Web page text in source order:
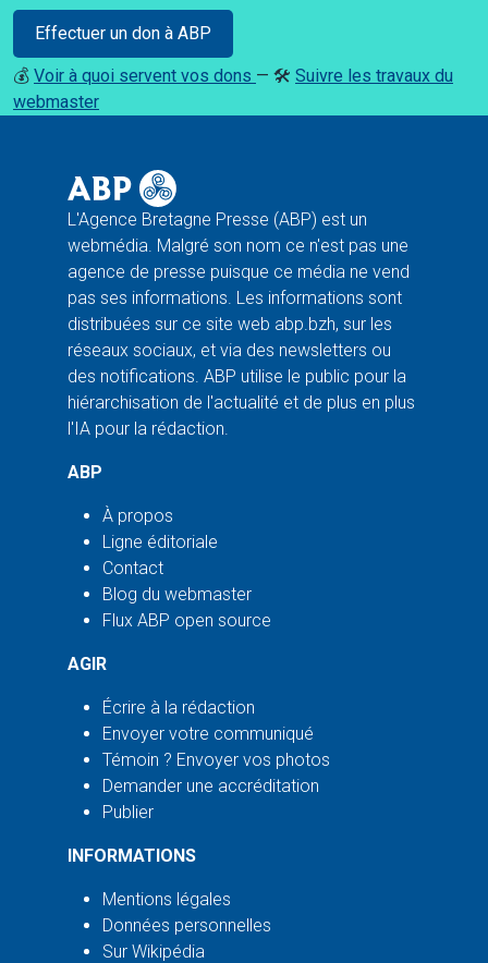
Effectuer un don à ABP
💰 Voir à quoi servent vos dons — 🛠️ Suivre les travaux du
webmaster
L'Agence Bretagne Presse (ABP) est un
webmédia. Malgré son nom ce n'est pas une
agence de presse puisque ce média ne vend
pas ses informations. Les informations sont
distribuées sur ce site web abp.bzh, sur les
réseaux sociaux, et via des newsletters ou
des notifications. ABP utilise le public pour la
hiérarchisation de l'actualité et de plus en plus
l'IA pour la rédaction.
ABP
À propos
Ligne éditoriale
Contact
Blog du webmaster
Flux ABP open source
AGIR
Écrire à la rédaction
Envoyer votre communiqué
Témoin ? Envoyer vos photos
Demander une accréditation
Publier
INFORMATIONS
Mentions légales
Données personnelles
Sur Wikipédia